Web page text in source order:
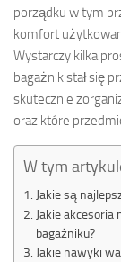
porządku w tym
komfort
Wystarczy kilka
bagażnik stał się
skutecznie
oraz które
W tym
Jakie są
Jakie
bagażniku?
Jakie nawyki